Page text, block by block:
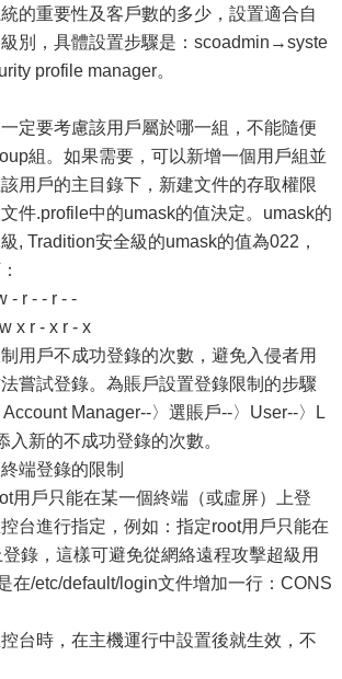
的重要性及客戶數的多少，設置適合自
別，具體設置步驟是：scoadmin→syste
profile manager。
要考慮該用戶屬於哪一組，不能隨便
組。如果需要，可以新增一個用戶組並
用戶的主目錄下，新建文件的存取權限
件.profile中的umask的值決定。umask的
, Tradition安全級的umask的值為022，
r - - r - -
r - x r - x
戶不成功登錄的次數，避免入侵者用
嘗試登錄。為賬戶設置登錄限制的步驟
Manager--〉選賬戶--〉User--〉L
入新的不成功登錄的次數。
登錄的限制
戶只能在某一個終端（或虛屏）上登
台進行指定，例如：指定root用戶只能在
錄，這樣可避免從網絡遠程攻擊超級用
在/etc/default/login文件增加一行：CONS
時，在主機運行中設置後就生效，不